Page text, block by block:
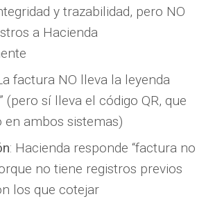
y trazabilidad, pero NO
a Hacienda
factura NO lleva la leyenda
(pero sí lleva el código QR, que
en ambos sistemas)
: Hacienda responde “factura no
no tiene registros previos
los que cotejar